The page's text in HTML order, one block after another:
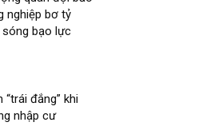
nghiệp bơ tỷ
sóng bạo lực
đắng” khi
nhập cư